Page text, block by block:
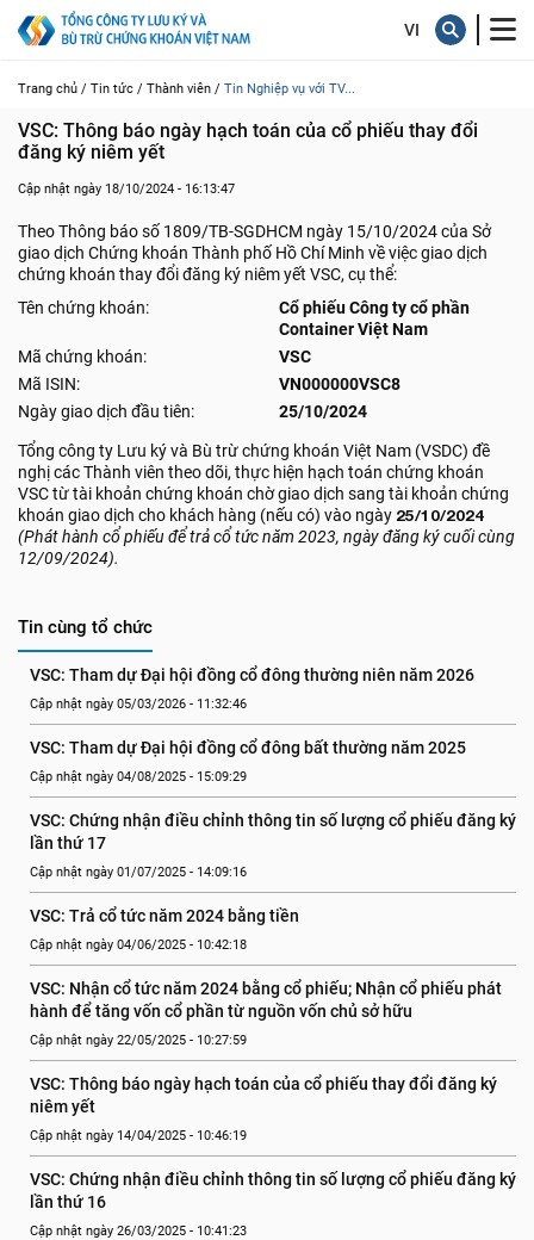
Trang chủ / Tin tức / Thành viên / Tin Nghiệp vụ với TV...
VSC: Thông báo ngày hạch toán của cổ phiếu thay đổi
đăng ký niêm yết
Cập nhật ngày 18/10/2024 - 16:13:47
Theo Thông báo số 1809/TB-SGDHCM ngày 15/10/2024 của Sở
giao dịch Chứng khoán Thành phố Hồ Chí Minh về việc giao dịch
chứng khoán thay đổi đăng ký niêm yết VSC, cụ thể:
Tên chứng khoán:
Cổ phiếu Công ty cổ phần
Container Việt Nam
Mã chứng khoán:
VSC
Mã ISIN:
VN000000VSC8
Ngày giao dịch đầu tiên:
25/10/2024
Tổng công ty Lưu ký và Bù trừ chứng khoán Việt Nam (VSDC) đề
nghị các Thành viên theo dõi, thực hiện hạch toán chứng khoán
VSC từ tài khoản chứng khoán chờ giao dịch sang tài khoản chứng
khoán giao dịch cho khách hàng (nếu có) vào ngày 25/10/2024
(Phát hành cổ phiếu để trả cổ tức năm 2023, ngày đăng ký cuối cùng
12/09/2024).
Tin cùng tổ chức
VSC: Tham dự Đại hội đồng cổ đông thường niên năm 2026
Cập nhật ngày 05/03/2026 - 11:32:46
VSC: Tham dự Đại hội đồng cổ đông bất thường năm 2025
Cập nhật ngày 04/08/2025 - 15:09:29
VSC: Chứng nhận điều chỉnh thông tin số lượng cổ phiếu đăng ký
lần thứ 17
Cập nhật ngày 01/07/2025 - 14:09:16
VSC: Trả cổ tức năm 2024 bằng tiền
Cập nhật ngày 04/06/2025 - 10:42:18
VSC: Nhận cổ tức năm 2024 bằng cổ phiếu; Nhận cổ phiếu phát
hành để tăng vốn cổ phần từ nguồn vốn chủ sở hữu
Cập nhật ngày 22/05/2025 - 10:27:59
VSC: Thông báo ngày hạch toán của cổ phiếu thay đổi đăng ký
niêm yết
Cập nhật ngày 14/04/2025 - 10:46:19
VSC: Chứng nhận điều chỉnh thông tin số lượng cổ phiếu đăng ký
lần thứ 16
Cập nhật ngày 26/03/2025 - 10:41:23